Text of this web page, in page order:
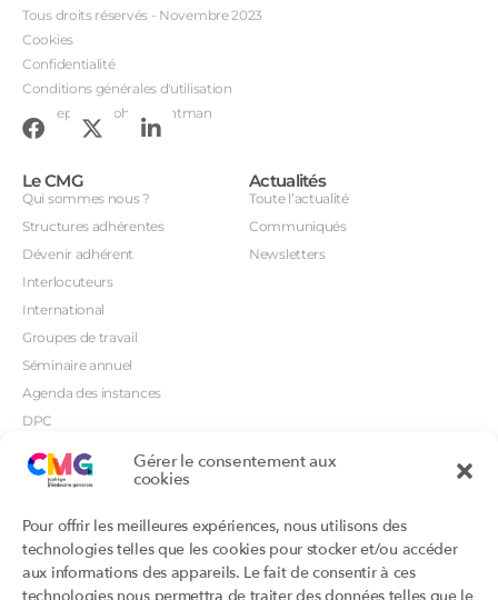
Gérer le consentement aux
cookies
Pour offrir les meilleures expériences, nous utilisons des
technologies telles que les cookies pour stocker et/ou accéder
aux informations des appareils. Le fait de consentir à ces
Tous droits réservés - Novembre 2023
Cookies
Confidentialité
Conditions générales d'utilisation
Conception : John Brightman
Le CMG
Qui sommes nous ?
Structures adhérentes
Dévenir adhérent
Interlocuteurs
International
Groupes de travail
Séminaire annuel
Agenda des instances
DPC
CSI
Orientations prioritaires
Actualités
Toute l’actualité
Communiqués
Newsletters
Productions
Productions du Collège
Productions des structures
adhérentes
Portails
Annuaire DU/DIU
Archimede.fr
Ebmfrance.net